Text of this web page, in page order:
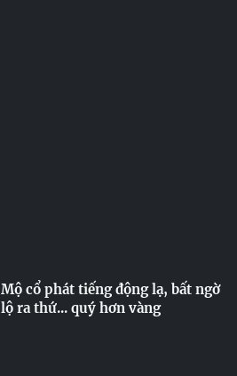
Mộ cổ phát tiếng động lạ, bất ngờ
lộ ra thứ... quý hơn vàng